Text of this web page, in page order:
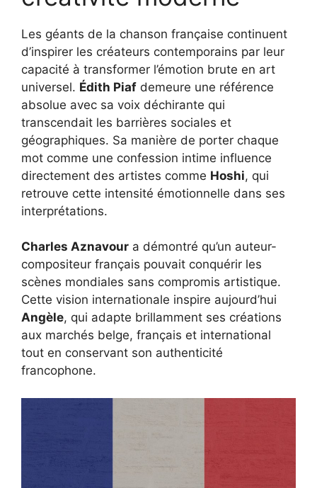
Les géants de la chanson française continuent
d’inspirer les créateurs contemporains par leur
capacité à transformer l’émotion brute en art
universel. Édith Piaf demeure une référence
absolue avec sa voix déchirante qui
transcendait les barrières sociales et
géographiques. Sa manière de porter chaque
mot comme une confession intime influence
directement des artistes comme Hoshi, qui
retrouve cette intensité émotionnelle dans ses
interprétations.
Charles Aznavour a démontré qu’un auteur-
compositeur français pouvait conquérir les
scènes mondiales sans compromis artistique.
Cette vision internationale inspire aujourd’hui
Angèle, qui adapte brillamment ses créations
aux marchés belge, français et international
tout en conservant son authenticité
francophone.